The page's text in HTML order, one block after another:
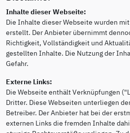
Inhalte dieser Webseite:
Die Inhalte dieser Webseite wurden
erstellt. Der Anbieter übernimmt
Richtigkeit, Vollständigkeit und
gestellten Inhalte. Die Nutzung der
Gefahr.
Externe Links:
Die Webseite enthält Verknüpfungen
Dritter. Diese Webseiten unterliegen
Betreiber. Der Anbieter hat bei der
externen Links die fremden Inhalte